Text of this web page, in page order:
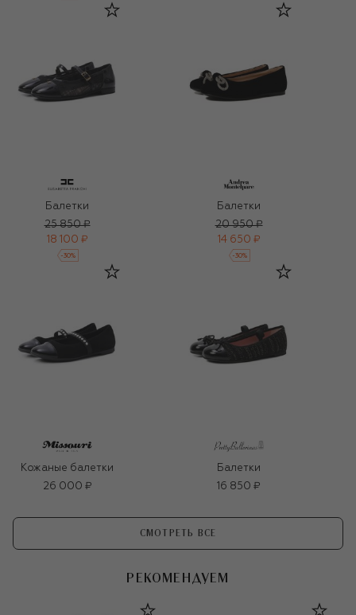
Балетки
25 850 ₽
18 100 ₽
-30%
Балетки
20 950 ₽
14 650 ₽
-30%
Кожаные балетки
26 000 ₽
Балетки
16 850 ₽
СМОТРЕТЬ ВСЕ
РЕКОМЕНДУЕМ